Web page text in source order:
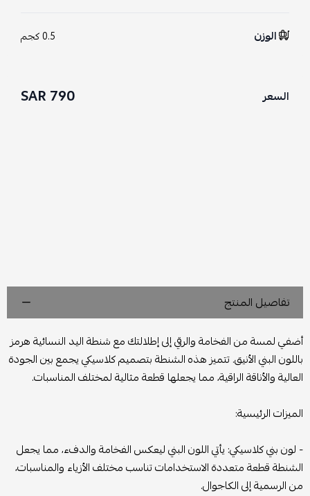
الوزن 0.5 كجم
السعر 790 SAR
تفاصيل المنتج
أضفي لمسة من الفخامة والرقي إلى إطلالتك مع شنطة اليد النسائية هرمز
باللون البني الأنيق. تتميز هذه الشنطة بتصميم كلاسيكي يجمع بين الجودة
العالية والأناقة الراقية، مما يجعلها قطعة مثالية لمختلف المناسبات.
الميزات الرئيسية:
- لون بني كلاسيكي: يأتي اللون البني ليعكس الفخامة والدفء، مما يجعل
الشنطة قطعة متعددة الاستخدامات تناسب مختلف الأزياء والمناسبات،
من الرسمية إلى الكاجوال.